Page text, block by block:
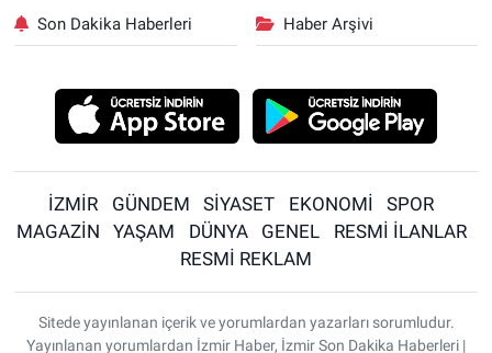
Son Dakika Haberleri Haber Arşivi
İZMİR GÜNDEM SİYASET EKONOMİ
SPOR
MAGAZİN
YAŞAM DÜNYA GENEL
RESMİ İLANLAR
RESMİ REKLAM
Sitede yayınlanan içerik ve yorumlardan yazarları sorumludur.
Yayınlanan yorumlardan İzmir Haber, İzmir Son Dakika Haberleri |